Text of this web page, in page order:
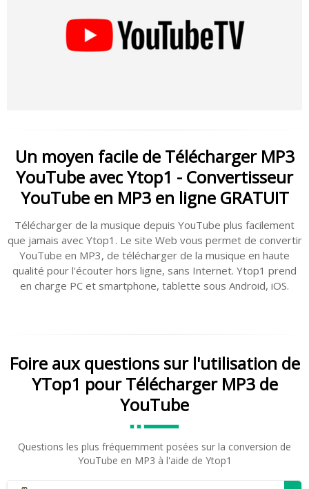
Un moyen facile de Télécharger MP3
YouTube avec Ytop1 - Convertisseur
YouTube en MP3 en ligne GRATUIT
Télécharger de la musique depuis YouTube plus facilement
que jamais avec Ytop1. Le site Web vous permet de convertir
YouTube en MP3, de télécharger de la musique en haute
qualité pour l'écouter hors ligne, sans Internet. Ytop1 prend
en charge PC et smartphone, tablette sous Android, iOS.
Foire aux questions sur l'utilisation de
YTop1 pour Télécharger MP3 de
YouTube
Questions les plus fréquemment posées sur la conversion de
YouTube en MP3 à l'aide de Ytop1